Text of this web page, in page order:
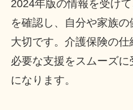
2024年版の情報を受け
を確認し、自分や家族
大切です。介護保険の仕
必要な支援をスムーズ
になります。